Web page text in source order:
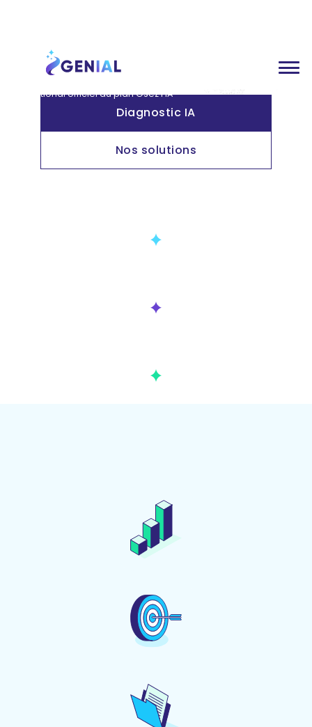
Genial devient ambassadeur
national officiel du plan Osez l'IA
national officiel du plan Osez l'IA
Diagnostic IA
Nos solutions